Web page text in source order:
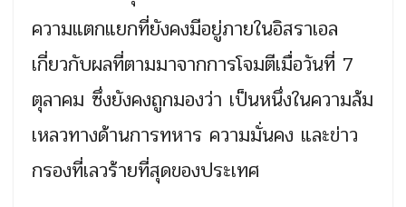
ความแตกแยกที่ยังคงมีอยู่ภายในอิสราเอล
เกี่ยวกับผลที่ตามมาจากการโจมตีเมื่อวันที่ 7
ตุลาคม ซึ่งยังคงถูกมองว่า เป็นหนึ่งในความล้ม
เหลวทางด้านการทหาร ความมั่นคง และข่าว
กรองที่เลวร้ายที่สุดของประเทศ